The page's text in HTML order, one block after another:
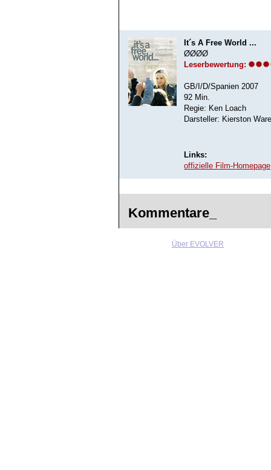
It´s A Free World ...
ØØØØ
Leserbewertung:
GB/I/D/Spanien 2007
92 Min.
Regie: Ken Loach
Darsteller: Kierston
Links:
offizielle Film-Homepage
Kommentare_
Über EVOLVER